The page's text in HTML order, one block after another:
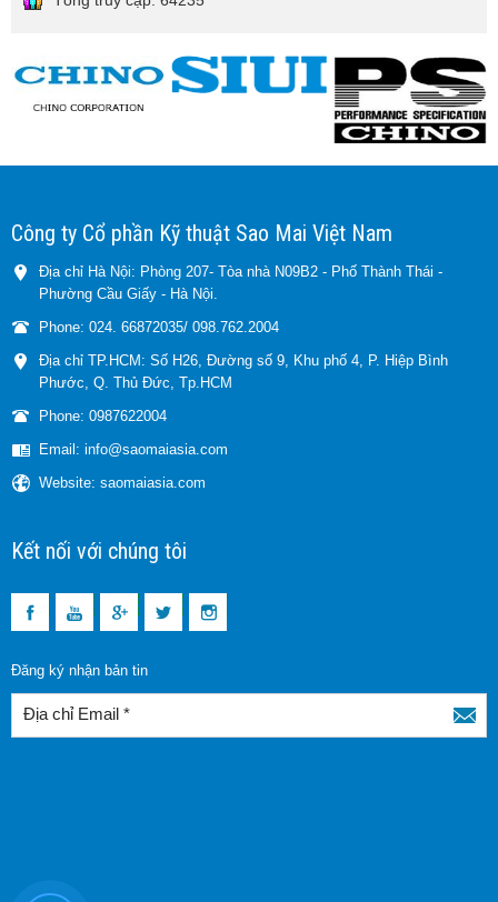
Công ty Cổ phần Kỹ thuật Sao Mai Việt Nam
Địa chỉ Hà Nội: Phòng 207- Tòa nhà N09B2 - Phố Thành Thái -
Phường Cầu Giấy - Hà Nội.
Phone: 024. 66872035/ 098.762.2004
Địa chỉ TP.HCM: Số H26, Đường số 9, Khu phố 4, P. Hiệp Bình
Phước, Q. Thủ Đức, Tp.HCM
Phone: 0987622004
Email: info@saomaiasia.com
Website: saomaiasia.com
Kết nối với chúng tôi
Đăng ký nhận bản tin